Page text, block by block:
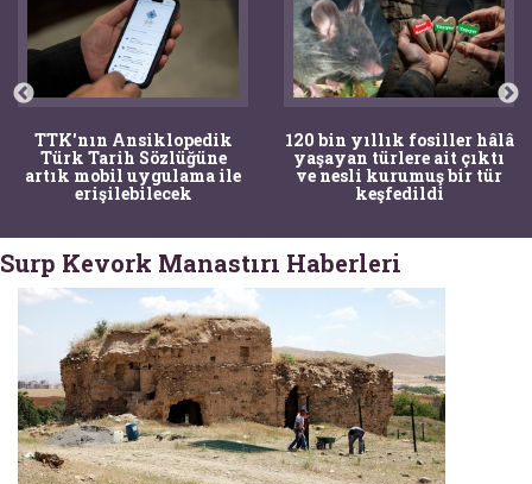
TTK'nın Ansiklopedik
Türk Tarih Sözlüğüne
artık mobil uygulama ile
erişilebilecek
120 bin yıllık fosiller hâlâ
yaşayan türlere ait çıktı
ve nesli kurumuş bir tür
keşfedildi
Surp Kevork Manastırı Haberleri